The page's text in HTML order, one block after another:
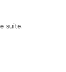
suite.